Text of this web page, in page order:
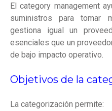
El category management
suministros para tomar
gestiona igual un
esenciales que un
de bajo impacto operativo.
Objetivos de la
La categorización permite: